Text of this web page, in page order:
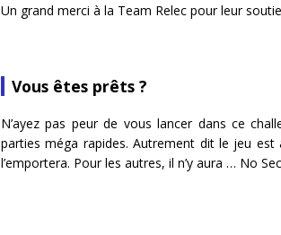
Un grand merci à la Team Relec pour leur
Vous êtes prêts ?
N’ayez pas peur de vous lancer dans ce
parties méga rapides. Autrement dit le jeu
l’emportera. Pour les autres, il n’y aura … No